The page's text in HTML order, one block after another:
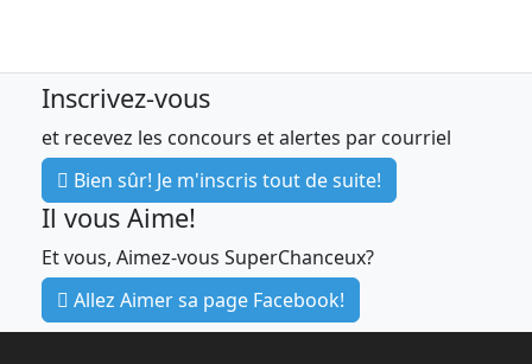
Inscrivez-vous
et recevez les concours et alertes par courriel
Bien sûr! Je m'inscris tout de suite!
Il vous Aime!
Et vous, Aimez-vous SuperChanceux?
Allez Aimer sa page Facebook!